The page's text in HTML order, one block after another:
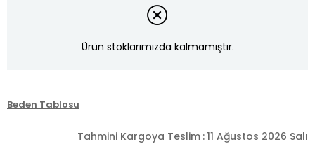
Ürün stoklarımızda kalmamıştır.
Beden Tablosu
Tahmini Kargoya Teslim :11 Ağustos 2026 Salı